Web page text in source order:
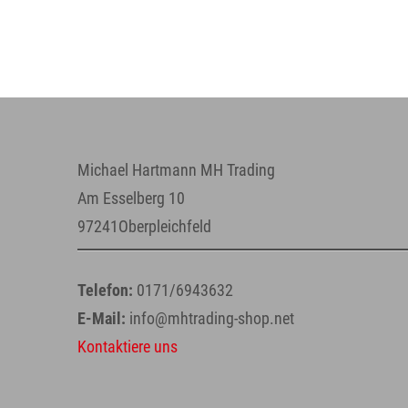
Michael Hartmann MH Trading
Am Esselberg 10
97241Oberpleichfeld
Telefon: 0171/6943632
E-Mail: info@mhtrading-shop.net
Kontaktiere uns